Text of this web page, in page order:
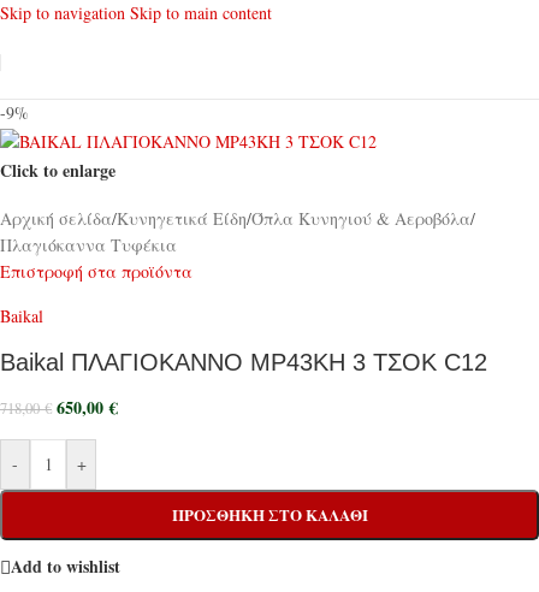
Skip to navigation Skip to main content
-9%
Click to enlarge
Αρχική σελίδα/Κυνηγετικά Είδη/Όπλα Κυνηγιού & Αεροβόλα/
Πλαγιόκαννα Τυφέκια
Επιστροφή στα προϊόντα
Baikal
Baikal ΠΛΑΓΙΟΚΑΝΝΟ MP43KH 3 ΤΣΟΚ C12
718,00€ 650,00€
- +
ΠΡΟΣΘΉΚΗ ΣΤΟ ΚΑΛΆΘΙ
Add to wishlist